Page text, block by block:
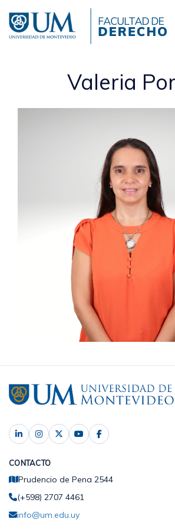
contenido
principal
Valeria
CONTACTO
Prudencio de Pena 2544
(+598) 2707 4461
info@um.edu.uy